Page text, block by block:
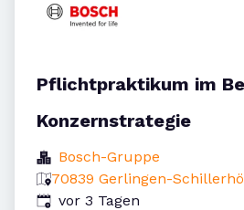
Pflichtpraktikum im
Konzernstrategie
Bosch-Gruppe
70839 Gerlingen-
Veröffentlicht:
vor 3 Tagen